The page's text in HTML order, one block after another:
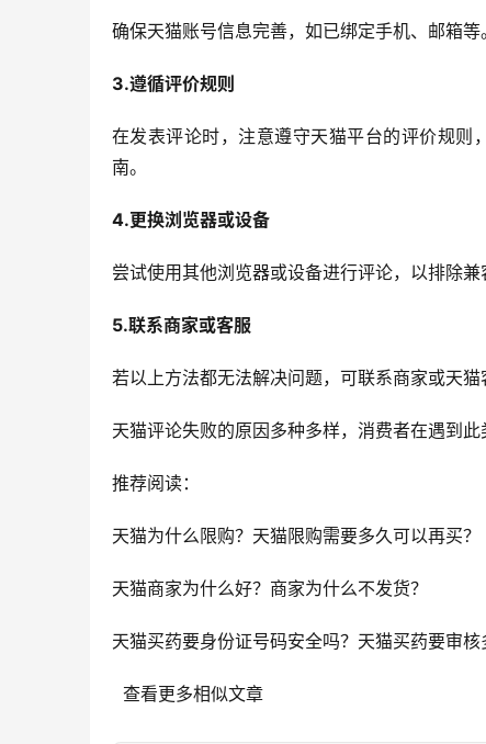
确保天猫账号信息完善，如已绑定手机、邮箱
3.遵循评价规则
在发表评论时，注意遵守天猫平台的评价规则
南。
4.更换浏览器或设备
尝试使用其他浏览器或设备进行评论，以排除
5.联系商家或客服
若以上方法都无法解决问题，可联系商家或天猫
天猫评论失败的原因多种多样，消费者在遇到
推荐阅读：
天猫为什么限购？天猫限购需要多久可以再买？
天猫商家为什么好？商家为什么不发货？
天猫买药要身份证号码安全吗？天猫买药要审核
  查看更多相似文章